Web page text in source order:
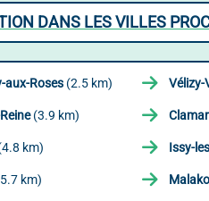
DANS LES VILLES
aux-Roses(2.5 km) Vélizy-
(3.9 km)
km) Issy-
km)